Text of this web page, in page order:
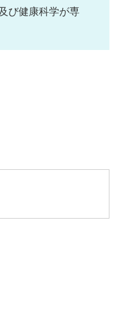
び健康科学が専